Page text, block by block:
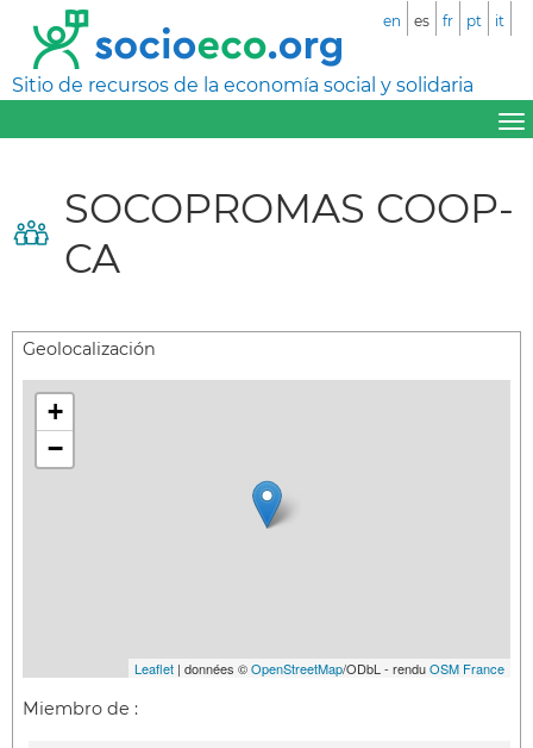
Sitio de recursos de la economía social y solidaria
en es fr pt it
SOCOPROMAS COOP-
CA
Geolocalización
+
−
Leaflet | données ©OpenStreetMap/ODbL - renduOSM France
Miembro de :